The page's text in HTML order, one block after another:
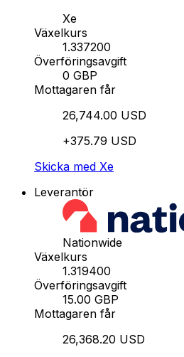
Xe
Växelkurs
1.337200
Överföringsavgift
0 GBP
Mottagaren får
26,744.00 USD
+375.79 USD
Skicka med Xe
Leverantör
Nationwide
Växelkurs
1.319400
Överföringsavgift
15.00 GBP
Mottagaren får
26,368.20 USD